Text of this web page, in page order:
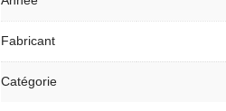
Fabricant
Catégorie